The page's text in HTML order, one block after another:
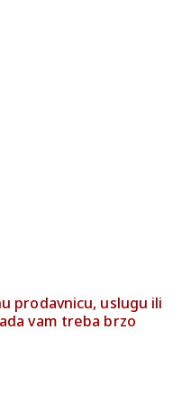
prodavnicu, uslugu ili
vam treba brzo